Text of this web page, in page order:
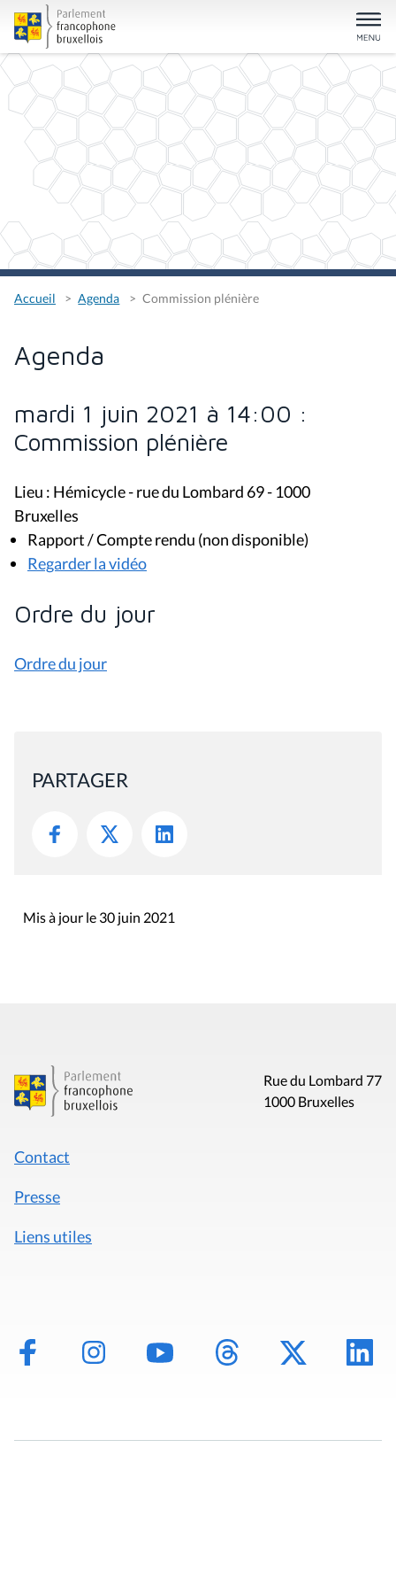
Accueil Agenda Commission plénière
Agenda
mardi 1 juin 2021 à 14:00 :
Commission plénière
Lieu : Hémicycle - rue du Lombard 69 - 1000
Bruxelles
Rapport / Compte rendu (non disponible)
Regarder la vidéo
Ordre du jour
Ordre du jour
PARTAGER
Mis à jour le 30 juin 2021
Rue du Lombard 77
1000 Bruxelles
Contact
Presse
Liens utiles